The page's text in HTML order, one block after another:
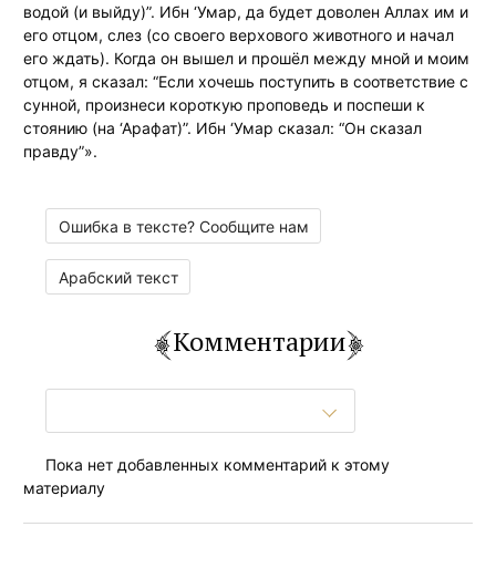
водой (и выйду)”. Ибн ‘Умар, да будет доволен Аллах им и
его отцом, слез (со своего верхового животного и начал
его ждать). Когда он вышел и прошёл между мной и моим
отцом, я сказал: “Если хочешь поступить в соответствие с
сунной, произнеси короткую проповедь и поспеши к
стоянию (на ‘Арафат)”. Ибн ‘Умар сказал: “Он сказал
правду”».
Ошибка в тексте? Сообщите нам
Арабский текст
Комментарии
Пока нет добавленных комментарий к этому
материалу